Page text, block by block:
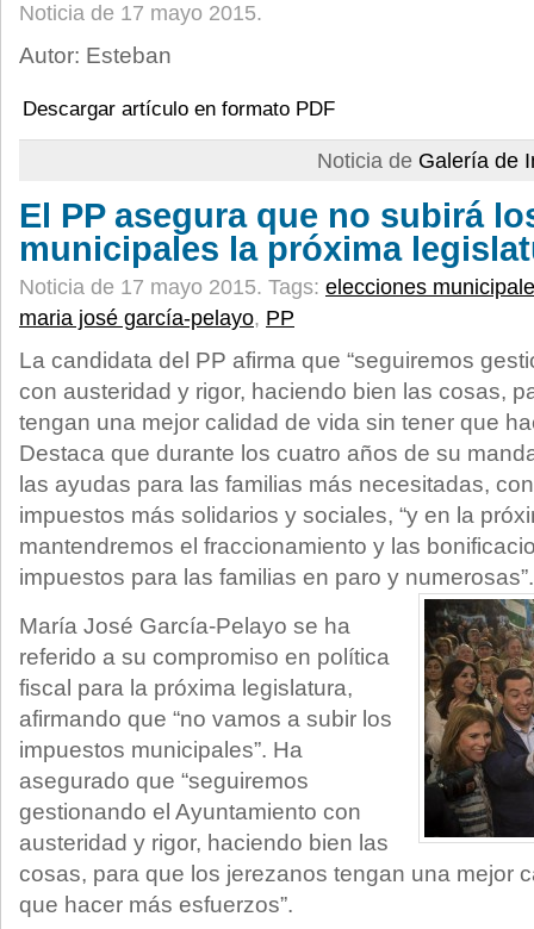
Noticia de 17 mayo 2015.
Autor: Esteban
Descargar artículo en formato PDF
Noticia de Galería de
El PP asegura que no subirá
municipales la próxima
Noticia de 17 mayo 2015. Tags: elecciones
maria josé garcía-pelayo, PP
La candidata del PP afirma que “seguiremos
con austeridad y rigor, haciendo bien las cosas,
tengan una mejor calidad de vida sin tener que
Destaca que durante los cuatro años de su
las ayudas para las familias más necesitadas,
impuestos más solidarios y sociales, “y en la
mantendremos el fraccionamiento y las
impuestos para las familias en paro y
María José García-Pelayo se ha
referido a su compromiso en política
fiscal para la próxima legislatura,
afirmando que “no vamos a subir los
impuestos municipales”. Ha
asegurado que “seguiremos
gestionando el Ayuntamiento con
austeridad y rigor, haciendo bien las
cosas, para que los jerezanos tengan una mejor
que hacer más esfuerzos”.